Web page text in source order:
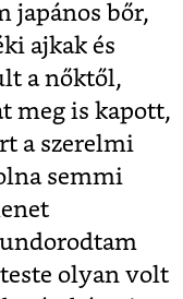
japános bőr,
ajkak és
a nőktől,
meg is kapott,
a szerelmi
semmi
olyan volt